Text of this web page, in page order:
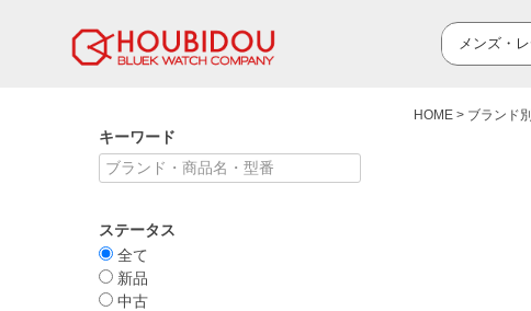
キーワード
ステータス
全て
新品
中古
HOME ブランド別